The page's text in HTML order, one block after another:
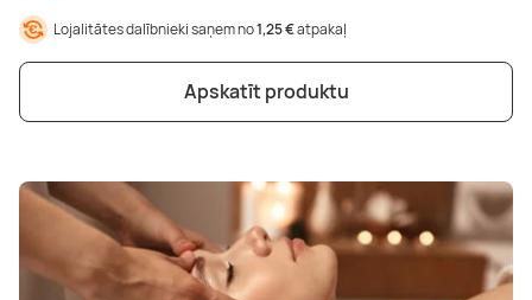
Lojalitātes dalībnieki saņem no1,25 €atpakaļ
Apskatīt produktu